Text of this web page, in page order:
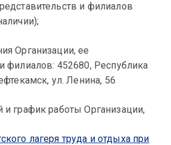
и филиалов
Организации, ее
филиалов: 452680, Республика
ул. Ленина, 56
график работы Организации,
лагеря труда и отдыха при